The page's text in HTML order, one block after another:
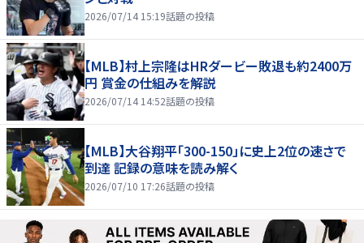
2026/07/14 15:19話題の投稿
【MLB】村上宗隆はHRダービー敗退も約2400万
円 賞金の仕組みを解説
2026/07/14 14:52話題の投稿
【MLB】大谷翔平「300-150」に史上2位の速さで
到達 記録の意味を読み解く
2026/07/10 17:26話題の投稿